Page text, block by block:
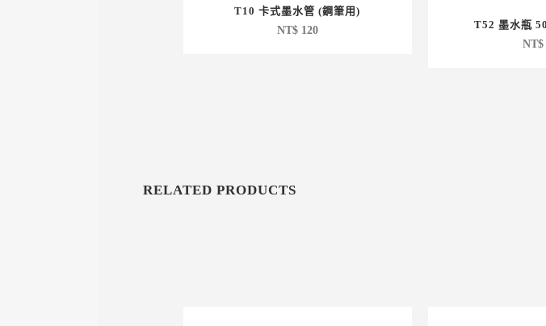
T10 卡式墨水管 (鋼筆用)
NT$120
T52 墨水瓶
NT$
RELATED PRODUCTS